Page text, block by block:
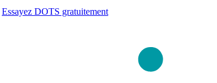
Essayez DOTS gratuitement